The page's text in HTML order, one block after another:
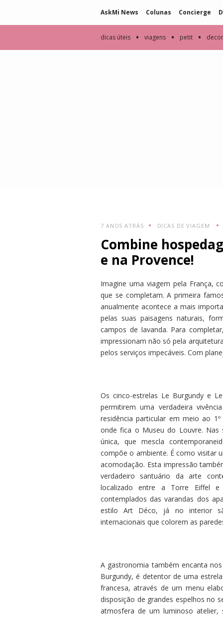
AskMi News Colunas Concierge
dicas úteis • viagens • petit • decor
7 ANOS ATRÁS DICAS DE VIAGEM
Combine
e na Provence!
Imagine uma viagem pela França,
que se completam. A primeira
anualmente acontece a mais
pelas suas paisagens naturais,
campos de lavanda. Para
impressionam não só pela
pelos serviços impecáveis. Com
Os cinco-estrelas Le Burgundy e
permitirem uma verdadeira
residência particular em meio ao
onde fica o Museu do Louvre. Nas
única, que mescla
compõe o ambiente. É como visitar
acomodação. Esta impressão
verdadeiro santuário da arte
localizado entre a Torre Eiffel
contemplados das varandas dos
estilo Art Déco, já no interior
internacionais que colorem as
A gastronomia também encanta
Burgundy, é detentor de uma
francesa, através de um menu
disposição de grandes espelhos no
atmosfera de um luminoso